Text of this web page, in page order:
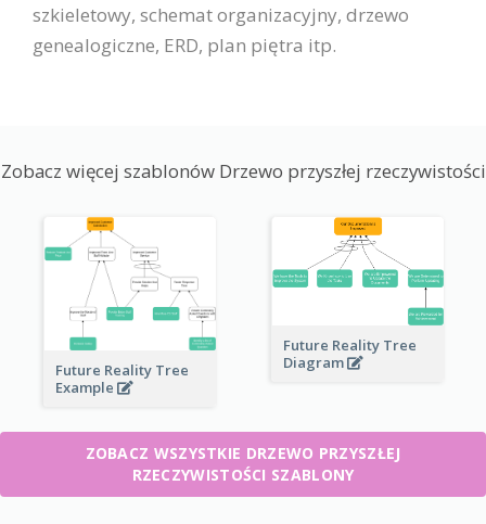
szkieletowy, schemat organizacyjny, drzewo
genealogiczne, ERD, plan piętra itp.
Zobacz więcej szablonów Drzewo przyszłej rzeczywistości
Future Reality Tree
Example
Future Reality Tree
Diagram
ZOBACZ WSZYSTKIE DRZEWO PRZYSZŁEJ
RZECZYWISTOŚCI SZABLONY